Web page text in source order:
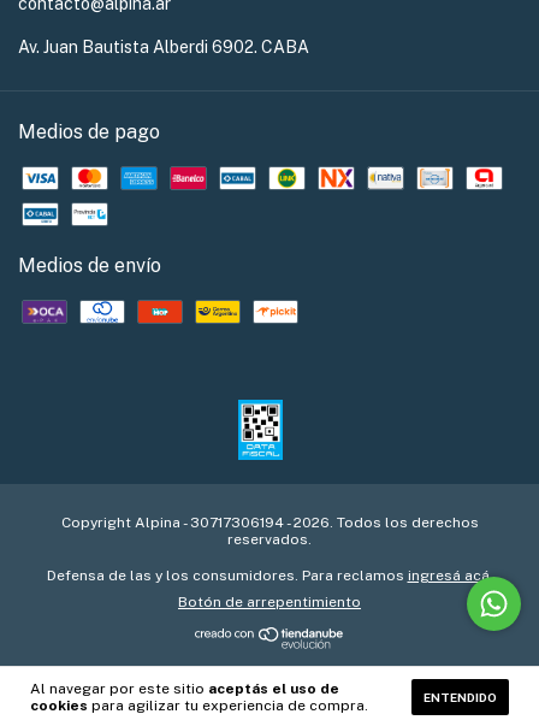
Al navegar por este sitio aceptás el uso de
cookies para agilizar tu experiencia de compra. ENTENDIDO
Av. Juan Bautista Alberdi 6902. CABA
Medios de pago
Medios de envío
Copyright Alpina - 30717306194 - 2026. Todos los derechos
reservados.
Defensa de las y los consumidores. Para reclamos ingresá acá.
Botón de arrepentimiento